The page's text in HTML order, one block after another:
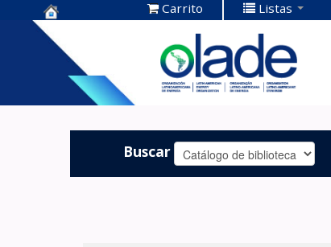
Centro de
Documentación
OLADE -
Carrito Listas
Buscar